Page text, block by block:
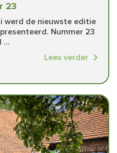
23
werd de nieuwste editie
Nummer 23
...
Lees verder